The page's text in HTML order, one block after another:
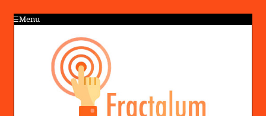
Menu